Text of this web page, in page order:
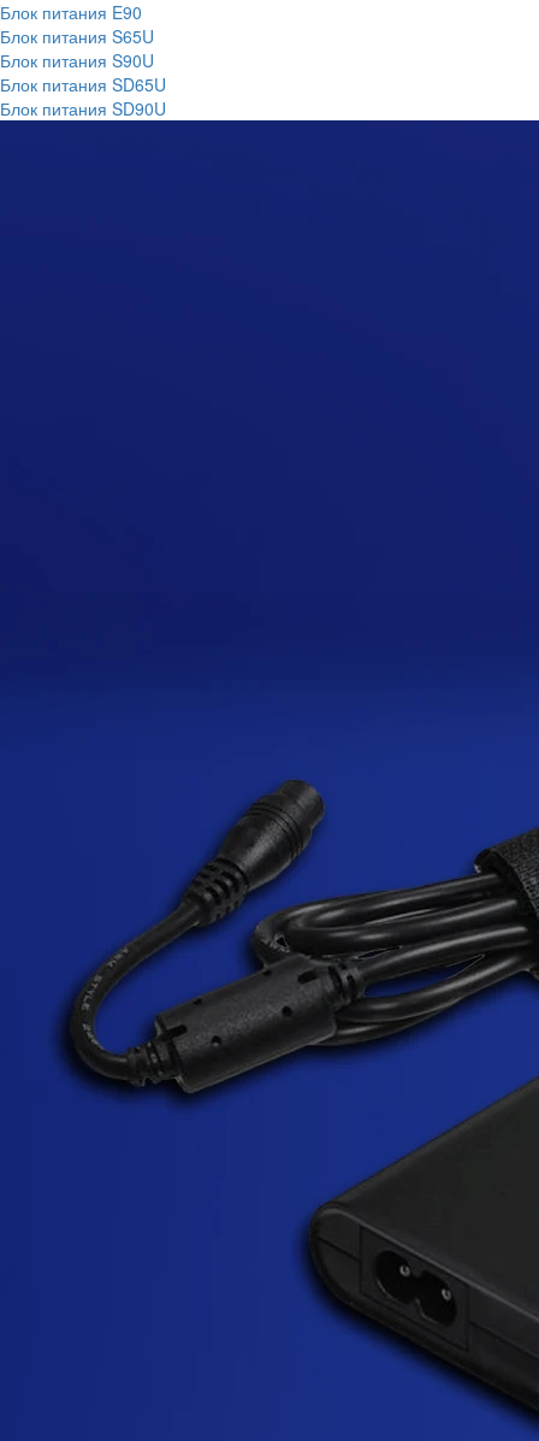
Блок питания E90
Блок питания S65U
Блок питания S90U
Блок питания SD65U
Блок питания SD90U